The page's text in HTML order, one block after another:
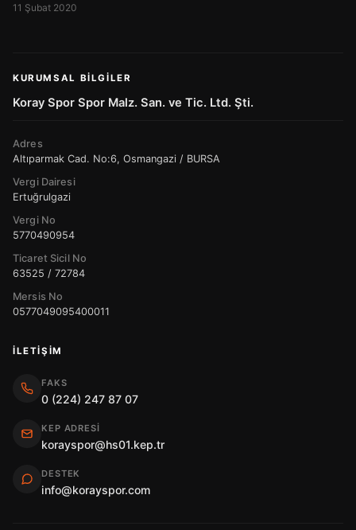
11 Şubat 2020
KURUMSAL BILGILER
Koray Spor Spor Malz. San. ve Tic. Ltd. Şti.
Adres
Altıparmak Cad. No:6, Osmangazi / BURSA
Vergi Dairesi
Ertuğrulgazi
Vergi No
5770490954
Ticaret Sicil No
63525 / 72784
Mersis No
0577049095400011
İLETIŞIM
FAKS
0 (224) 247 87 07
KEP ADRESI
korayspor@hs01.kep.tr
DESTEK
info@korayspor.com